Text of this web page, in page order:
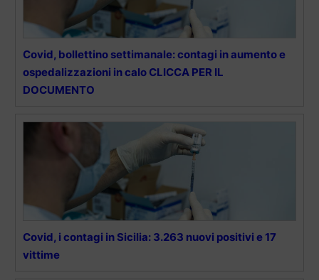
Covid, bollettino settimanale: contagi in aumento e
ospedalizzazioni in calo CLICCA PER IL
DOCUMENTO
Covid, i contagi in Sicilia: 3.263 nuovi positivi e 17
vittime